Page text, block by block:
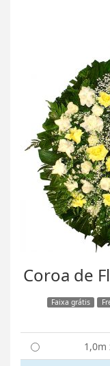
Coroa de
Faixa grátis
1,0m